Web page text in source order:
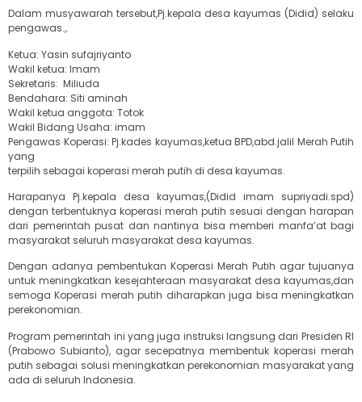
Dalam musyawarah tersebut,Pj.kepala desa kayumas (Didid) selaku
pengawas.,.
Ketua: Yasin sufajriyanto
Wakil ketua: Imam
Sekretaris: Miliuda
Bendahara: Siti aminah
Wakil ketua anggota: Totok
Wakil Bidang Usaha: imam
Pengawas Koperasi: Pj.kades kayumas,ketua BPD,abd.jalil Merah Putih
yang
terpilih sebagai koperasi merah putih di desa kayumas.
Harapanya Pj.kepala desa kayumas,(Didid imam supriyadi.spd)
dengan terbentuknya koperasi merah putih sesuai dengan harapan
dari pemerintah pusat dan nantinya bisa memberi manfa’at bagi
masyarakat seluruh masyarakat desa kayumas.
Dengan adanya pembentukan Koperasi Merah Putih agar tujuanya
untuk meningkatkan kesejahteraan masyarakat desa kayumas,dan
semoga Koperasi merah putih diharapkan juga bisa meningkatkan
perekonomian.
Program pemerintah ini yang juga instruksi langsung dari Presiden RI
(Prabowo Subianto), agar secepatnya membentuk koperasi merah
putih sebagai solusi meningkatkan perekonomian masyarakat yang
ada di seluruh Indonesia.